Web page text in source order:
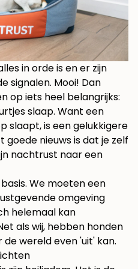
in orde is en er zijn
signalen. Mooi! Dan
op iets heel belangrijks:
slaap. Want een
slaapt, is een gelukkigere
goede nieuws is dat je zelf
nachtrust naar een
We moeten een
omgeving
helemaal kan
als wij, hebben honden
wereld even 'uit' kan.